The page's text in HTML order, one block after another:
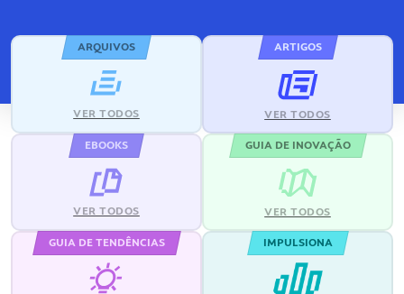
ARQUIVOS
VER TODOS
ARTIGOS
VER TODOS
EBOOKS
VER TODOS
GUIA DE INOVAÇÃO
VER TODOS
GUIA DE TENDÊNCIAS IMPULSIONA